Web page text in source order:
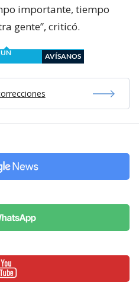
importante, tiempo
gente”, criticó.
UN
AVÍSANOS